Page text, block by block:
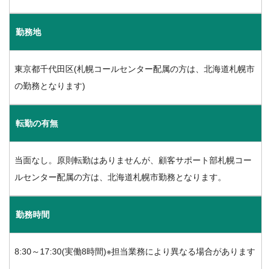
勤務地
東京都千代田区(札幌コールセンター配属の方は、北海道札幌市
の勤務となります)
転勤の有無
当面なし。原則転勤はありませんが、顧客サポート部札幌コー
ルセンター配属の方は、北海道札幌市勤務となります。
勤務時間
8:30～17:30(実働8時間)※担当業務により異なる場合があります